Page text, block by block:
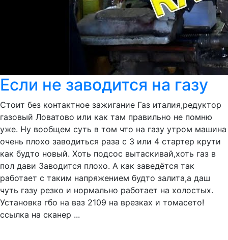
Если не заводится на газу
Стоит без контактное зажигание Газ италия,редуктор
газовый Ловатово или как там правильно не помню
уже. Ну вообщем суть в том что на газу утром машина
очень плохо заводиться раза с 3 или 4 стартер крути
как будто новый. Хоть подсос вытаскивай,хоть газ в
пол дави Заводится плохо. А как заведётся так
работает с таким напряжением будто залита,а даш
чуть газу резко и нормально работает на холостых.
Установка гбо на ваз 2109 на врезках и томасето!
ссылка на сканер ...